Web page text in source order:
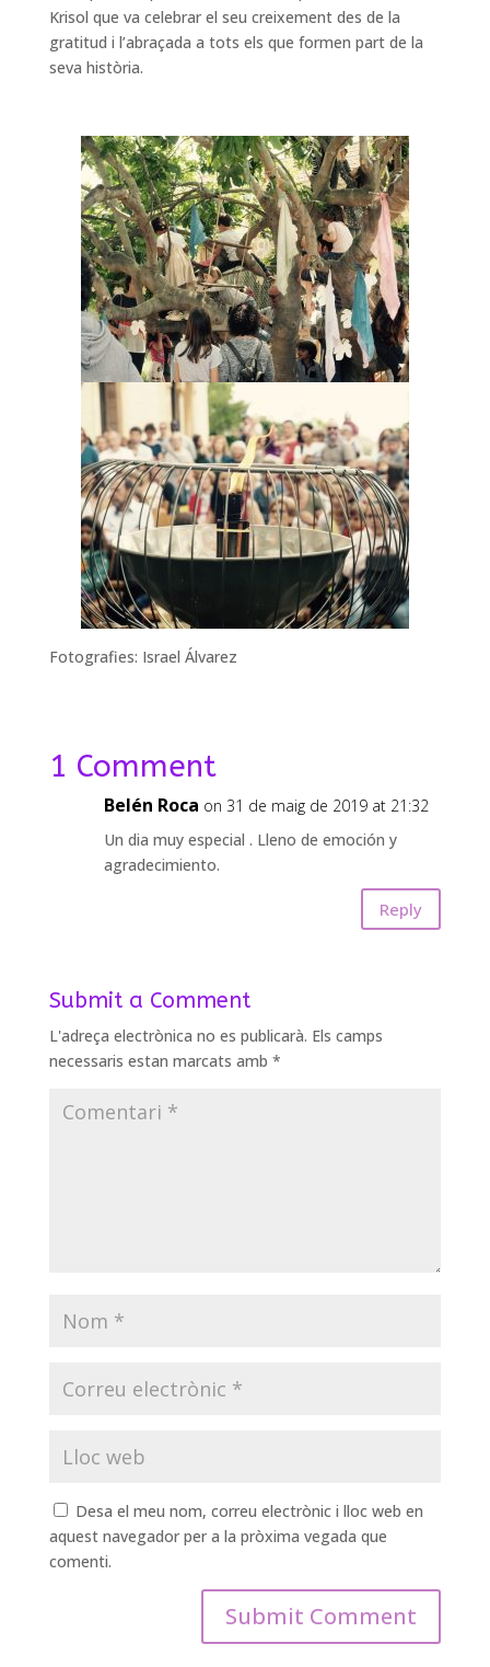
Krisol que va celebrar el seu creixement des de la
gratitud i l’abraçada a tots els que formen part de la
seva història.
Fotografies: Israel Álvarez
1 Comment
Belén Roca on 31 de maig de 2019 at 21:32
Un dia muy especial . Lleno de emoción y
agradecimiento.
Reply
Submit a Comment
L'adreça electrònica no es publicarà. Els camps
necessaris estan marcats amb *
Desa el meu nom, correu electrònic i lloc web en
aquest navegador per a la pròxima vegada que
comenti.